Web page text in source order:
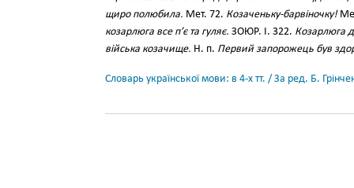
щиро полюбила. Мет. 72. Козаченьку-барвіночку!
козарлюга все п’є та гуляє. ЗОЮР. І. 322. Козарлюга
війська козачище. Н. п. Первий запорожець був
Словарь української мови: в 4-х тт. / За ред. Б.